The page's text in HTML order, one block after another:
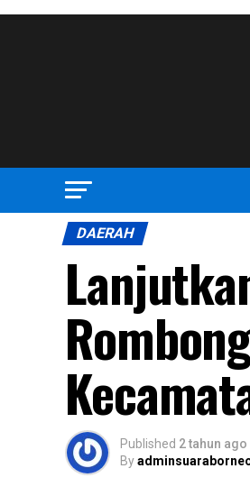
DAERAH
Published 2 tahun ago
By